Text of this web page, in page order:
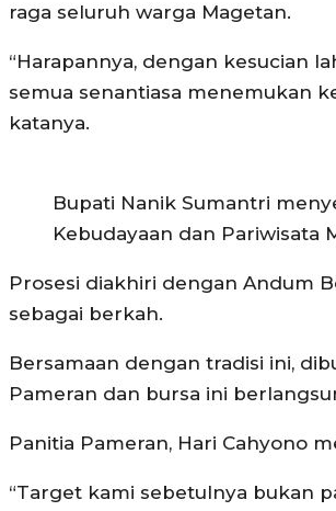
raga seluruh warga Magetan.
“Harapannya, dengan kesucian
semua senantiasa menemukan
katanya.
Bupati Nanik Sumantri
Kebudayaan dan Pariwisata
Prosesi diakhiri dengan Andum
sebagai berkah.
Bersamaan dengan tradisi ini,
Pameran dan bursa ini
Panitia Pameran, Hari Cahyono
“Target kami sebetulnya bukan